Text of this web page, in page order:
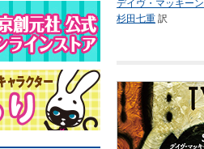
デイヴ・マッキーン
杉田七重 訳